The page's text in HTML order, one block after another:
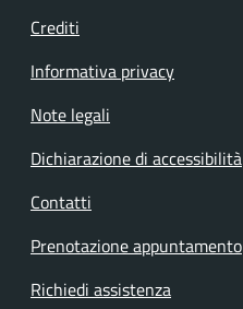
Crediti
Informativa privacy
Note legali
Dichiarazione di accessibilità
Contatti
Prenotazione appuntamento
Richiedi assistenza